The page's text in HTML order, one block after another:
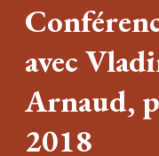
avec
Arnaud,
2018